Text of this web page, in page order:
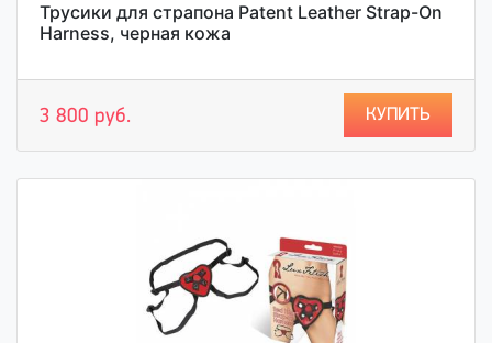
Трусики для страпона Patent Leather Strap-On
Harness, черная кожа
3 800 руб. КУПИТЬ